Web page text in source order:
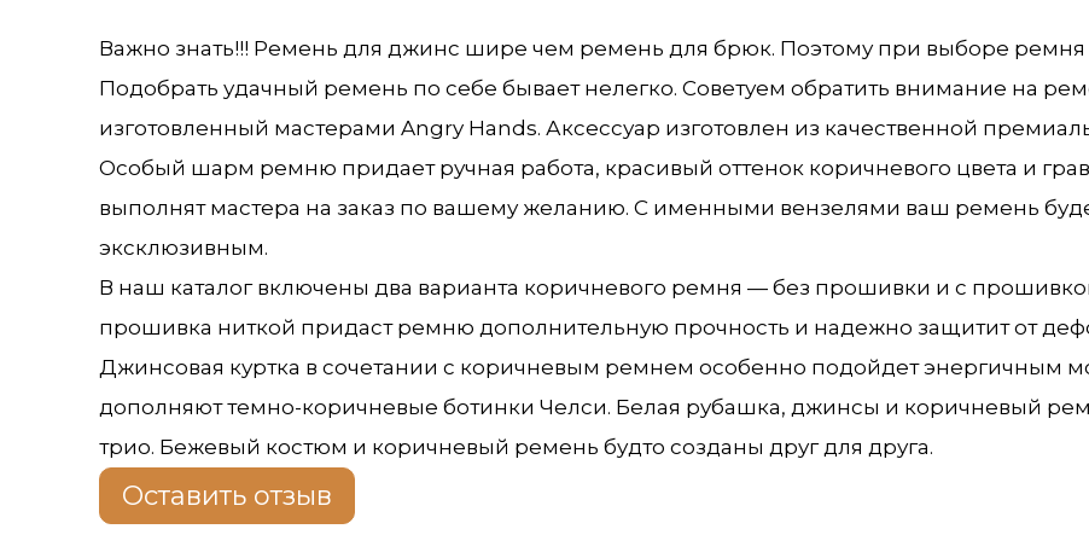
Важно знать!!! Ремень для джинс шире чем ремень для брюк. Поэтому при выборе ремня
Подобрать удачный ремень по себе бывает нелегко. Советуем обратить внимание на
изготовленный мастерами Angry Hands. Аксессуар изготовлен из качественной
Особый шарм ремню придает ручная работа, красивый оттенок коричневого цвета и
выполнят мастера на заказ по вашему желанию. С именными вензелями ваш ремень
эксклюзивным.
В наш каталог включены два варианта коричневого ремня — без прошивки и с
прошивка ниткой придаст ремню дополнительную прочность и надежно защитит от
Джинсовая куртка в сочетании с коричневым ремнем особенно подойдет энергичным
дополняют темно-коричневые ботинки Челси. Белая рубашка, джинсы и коричневый
трио. Бежевый костюм и коричневый ремень будто созданы друг для друга.
Оставить отзыв